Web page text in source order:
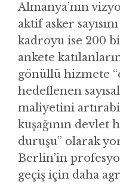
Almanya’nın
aktif asker
kadroyu ise 200
ankete
gönüllü hizmete
hedeflenen
maliyetini
kuşağının devlet
duruşu” olarak
Berlin’in
geçiş için daha